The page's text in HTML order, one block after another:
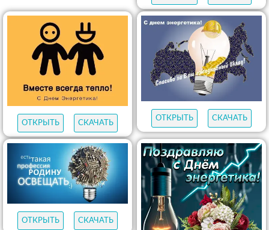
ОТКРЫТЬ СКАЧАТЬ
ОТКРЫТЬ СКАЧАТЬ
ОТКРЫТЬ СКАЧАТЬ